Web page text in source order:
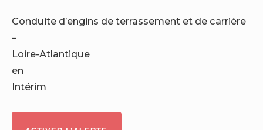
Conduite d’engins de terrassement et de carrière
–
Loire-Atlantique
en
Intérim